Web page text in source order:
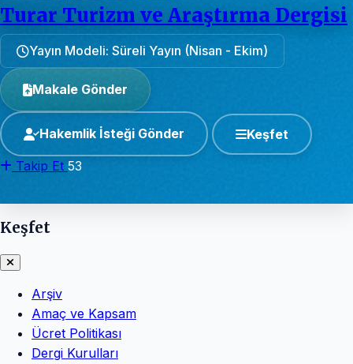
Turar Turizm ve Araştırma Dergisi
Yayın Modeli: Süreli Yayın (Nisan - Ekim)
Makale Gönder
Hakemlik İsteği Gönder Keşfet
Takip Et 53
Keşfet
Arşiv
Amaç ve Kapsam
Ücret Politikası
Dergi Kurulları